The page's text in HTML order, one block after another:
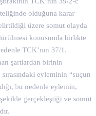
olduğuna karar
üzere somut olayda
konusunda birlikte
TCK’nın 37/1.
şartlardan birinin
eyleminin “suçun
bu nedenle eylemin,
gerçekleştiği ve somut